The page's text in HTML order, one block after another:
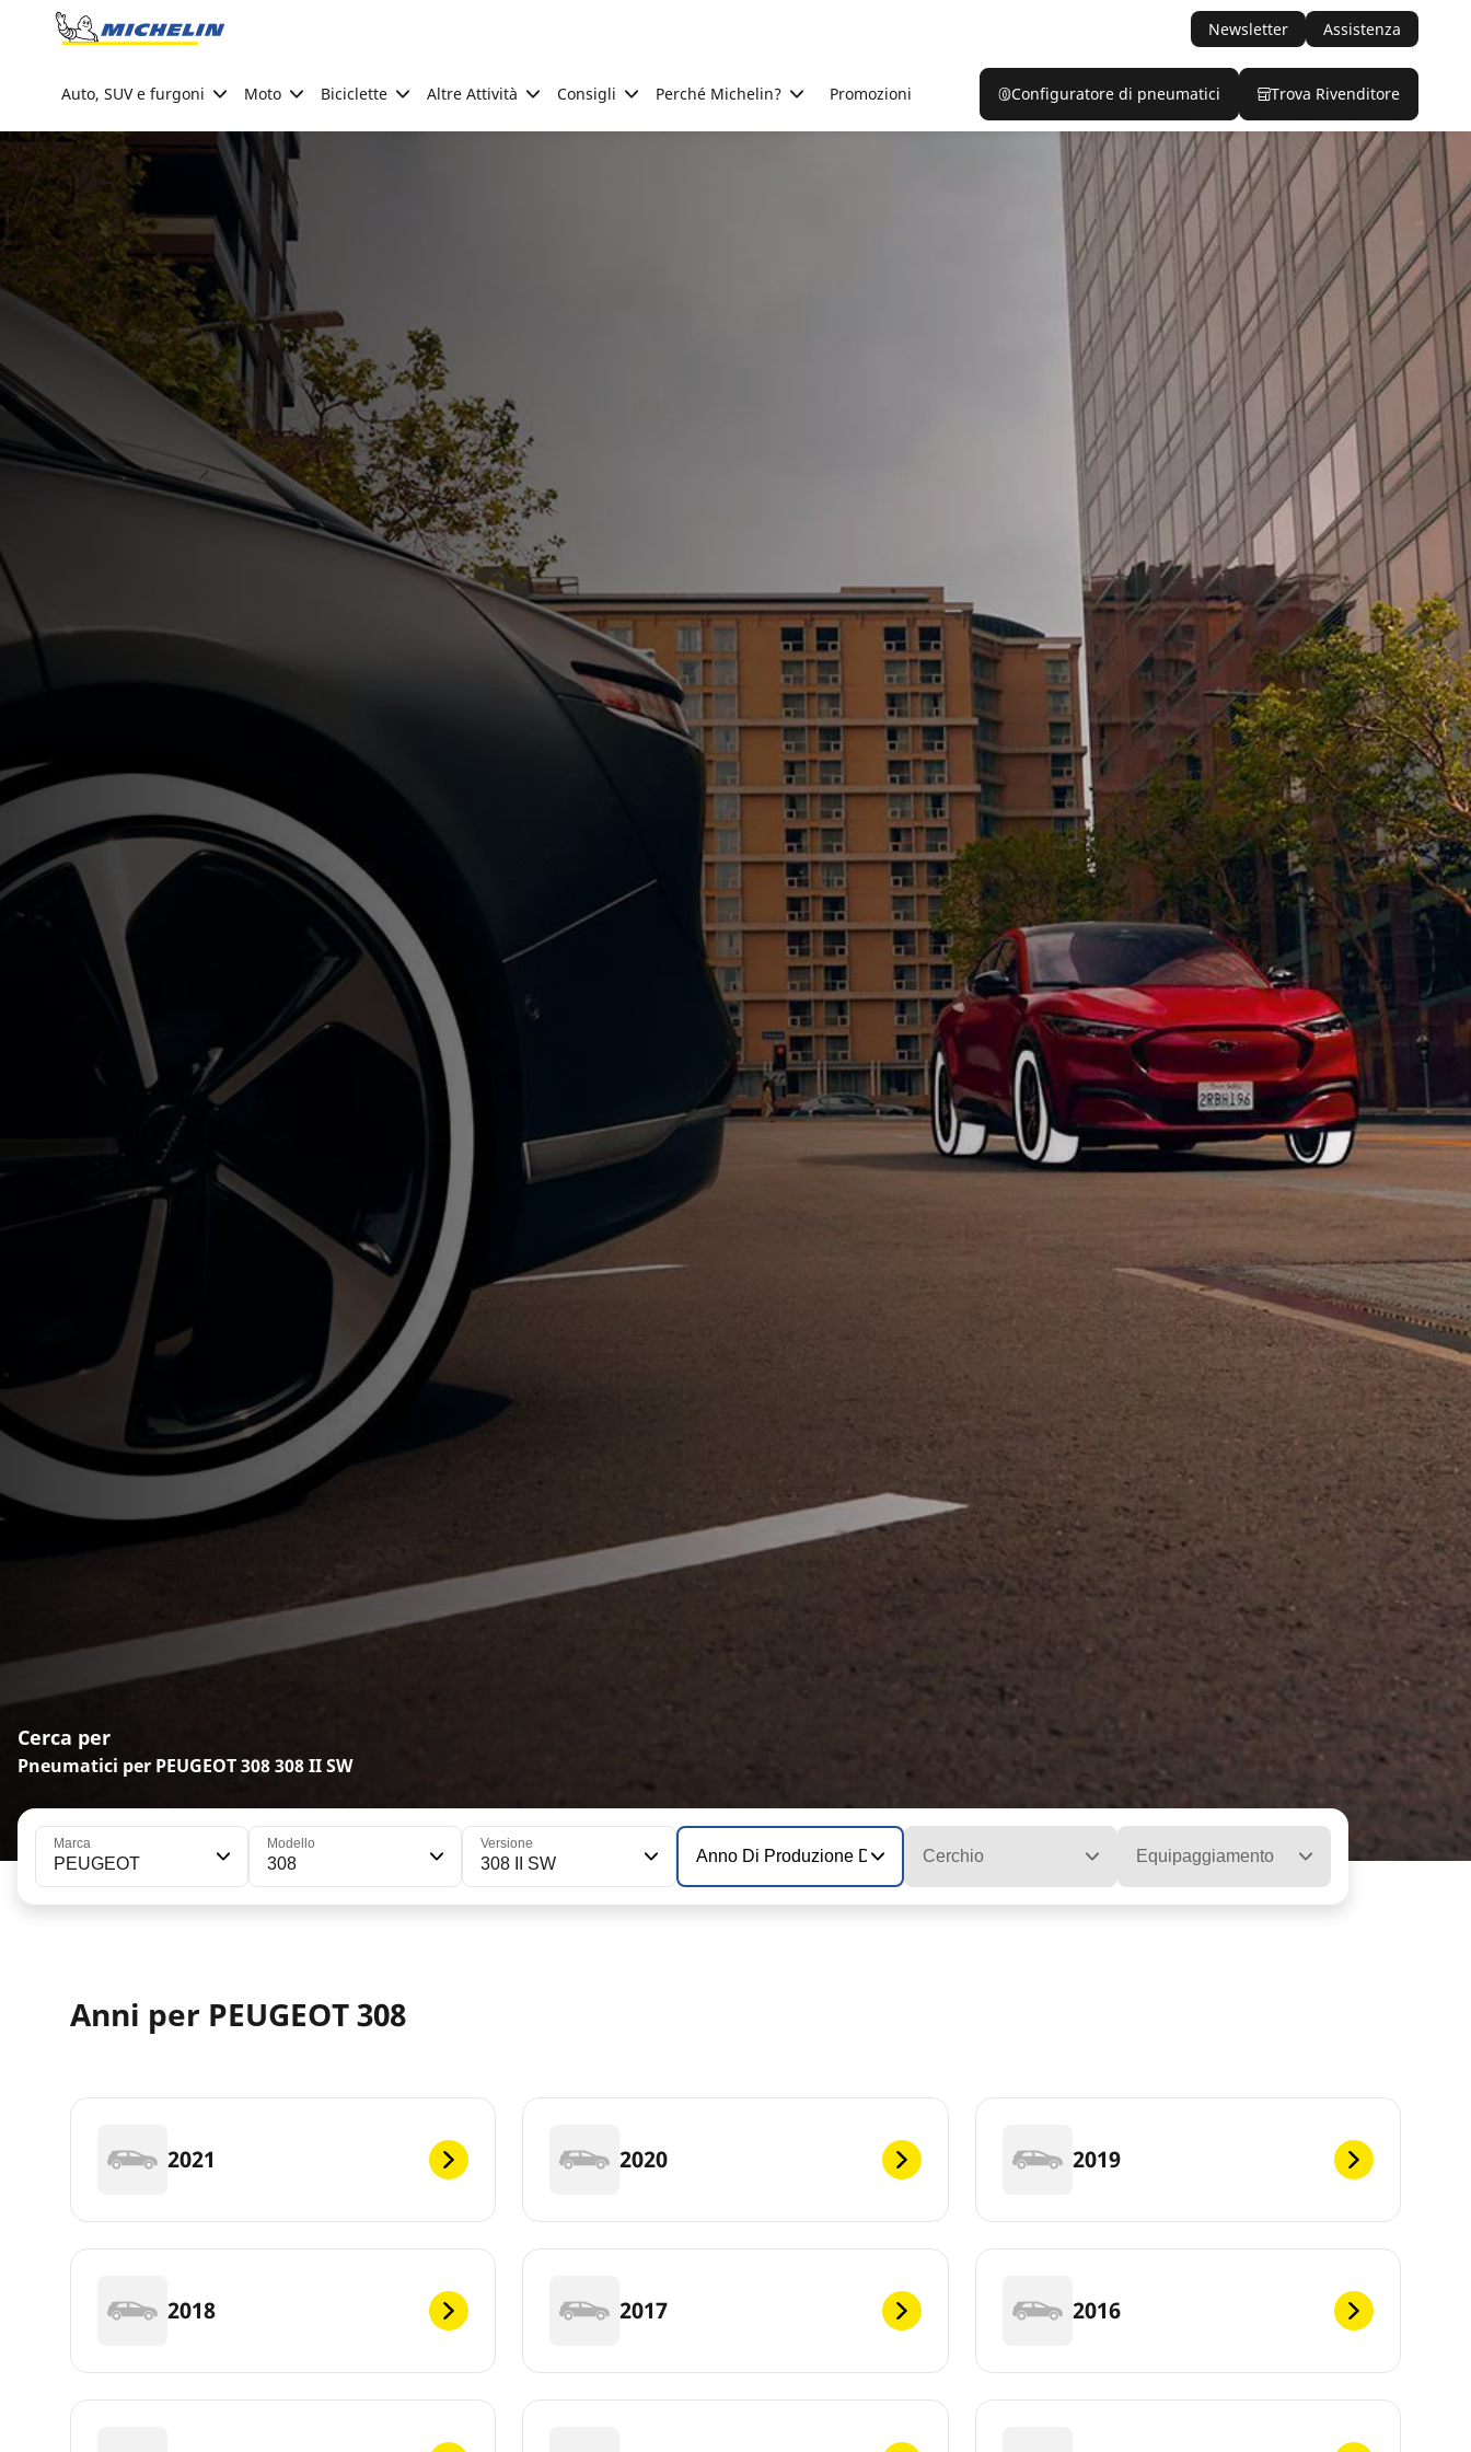
Go to page content
Newsletter Assistenza
Auto, SUV e furgoni Moto Biciclette Altre Attività Consigli Perché Michelin? Promozioni Configuratore di pneumatici Trova Rivenditore
Cerca per
Pneumatici per PEUGEOT 308 308 II SW
Marca
PEUGEOT
Modello
308
Versione
308 II SW Anno Di Produzione Del ModelloCerchio Equipaggiamento
Anni per PEUGEOT 308
2021 2020 2019
2018 2017 2016